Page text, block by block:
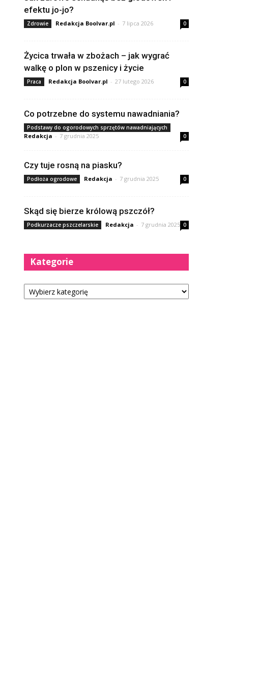
efektu jo-jo?
Zdrowie Redakcja Boolvar.pl - 7 lipca 2026 0
Życica trwała w zbożach – jak wygrać
walkę o plon w pszenicy i życie
Praca Redakcja Boolvar.pl - 27 lutego 2026 0
Co potrzebne do systemu nawadniania?
Podstawy do ogorodowych sprzętów nawadniających
Redakcja - 7 grudnia 2025 0
Czy tuje rosną na piasku?
Podłoża ogrodowe Redakcja - 7 grudnia 2025 0
Skąd się bierze królową pszczół?
Podkurzacze pszczelarskie Redakcja - 7 grudnia 2025 0
Kategorie
Kategorie